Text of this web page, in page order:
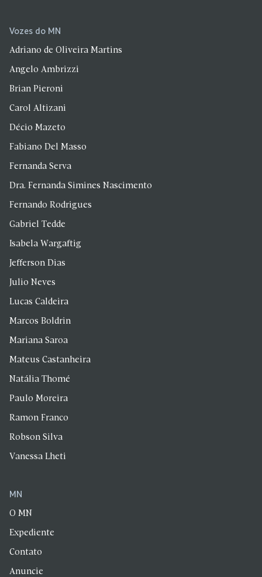
Vozes do MN
Adriano de Oliveira Martins
Angelo Ambrizzi
Brian Pieroni
Carol Altizani
Décio Mazeto
Fabiano Del Masso
Fernanda Serva
Dra. Fernanda Simines Nascimento
Fernando Rodrigues
Gabriel Tedde
Isabela Wargaftig
Jefferson Dias
Julio Neves
Lucas Caldeira
Marcos Boldrin
Mariana Saroa
Mateus Castanheira
Natália Thomé
Paulo Moreira
Ramon Franco
Robson Silva
Vanessa Lheti
MN
O MN
Expediente
Contato
Anuncie